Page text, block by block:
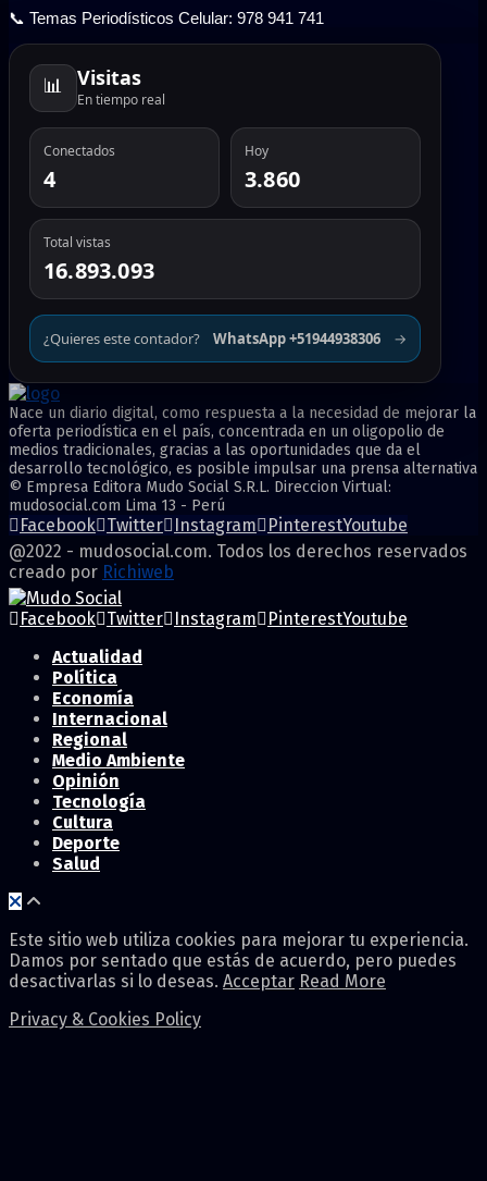
📞 Temas Periodísticos Celular: 978 941 741
📊 Visitas
En tiempo real
Conectados
4
Hoy
3.860
Total vistas
16.893.093
¿Quieres este contador? WhatsApp +51944938306 →
Nace un diario digital, como respuesta a la necesidad de mejorar la
oferta periodística en el país, concentrada en un oligopolio de
medios tradicionales, gracias a las oportunidades que da el
desarrollo tecnológico, es posible impulsar una prensa alternativa
© Empresa Editora Mudo Social S.R.L. Direccion Virtual:
mudosocial.com Lima 13 - Perú
Facebook Twitter Instagram PinterestYoutube
@2022 - mudosocial.com. Todos los derechos reservados
creado por Richiweb
Facebook Twitter Instagram PinterestYoutube
Actualidad
Política
Economía
Internacional
Regional
Medio Ambiente
Opinión
Tecnología
Cultura
Deporte
Salud
Este sitio web utiliza cookies para mejorar tu experiencia.
Damos por sentado que estás de acuerdo, pero puedes
desactivarlas si lo deseas. Acceptar Read More
Privacy & Cookies Policy